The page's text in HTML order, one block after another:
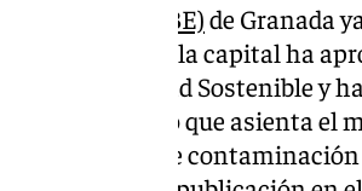
Emisiones (ZBE)de Granada
de la capital ha
de Movilidad Sostenible y
Sostenible, lo que asienta el
este espacio de